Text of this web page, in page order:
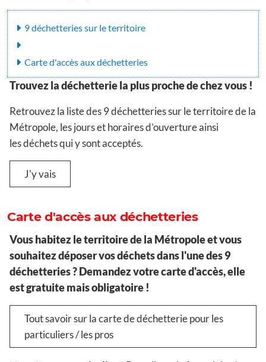
9 déchetteries sur le territoire
Carte d'accès aux déchetteries
Trouvez la déchetterie la plus proche de chez vous !
Retrouvez la liste des 9 déchetteries sur le territoire de la
Métropole, les jours et horaires d’ouverture ainsi
les déchets qui y sont acceptés.
J'y vais
Carte d'accès aux déchetteries
Vous habitez le territoire de la Métropole et vous
souhaitez déposer vos déchets dans l'une des 9
déchetteries ? Demandez votre carte d'accès, elle
est gratuite mais obligatoire !
Tout savoir sur la carte de déchetterie pour les
particuliers / les pros